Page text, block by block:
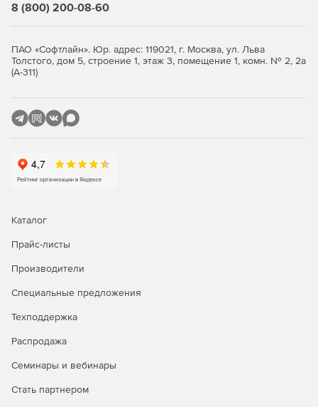
8 (800) 200-08-60
ПАО «Софтлайн». Юр. адрес: 119021, г. Москва, ул. Льва
Толстого, дом 5, строение 1, этаж 3, помещение 1, комн. № 2, 2а
(А-311)
Каталог
Прайс-листы
Производители
Специальные предложения
Техподдержка
Распродажа
Семинары и вебинары
Стать партнером